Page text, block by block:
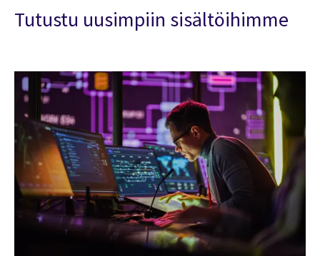
Tutustu uusimpiin sisältöihimme